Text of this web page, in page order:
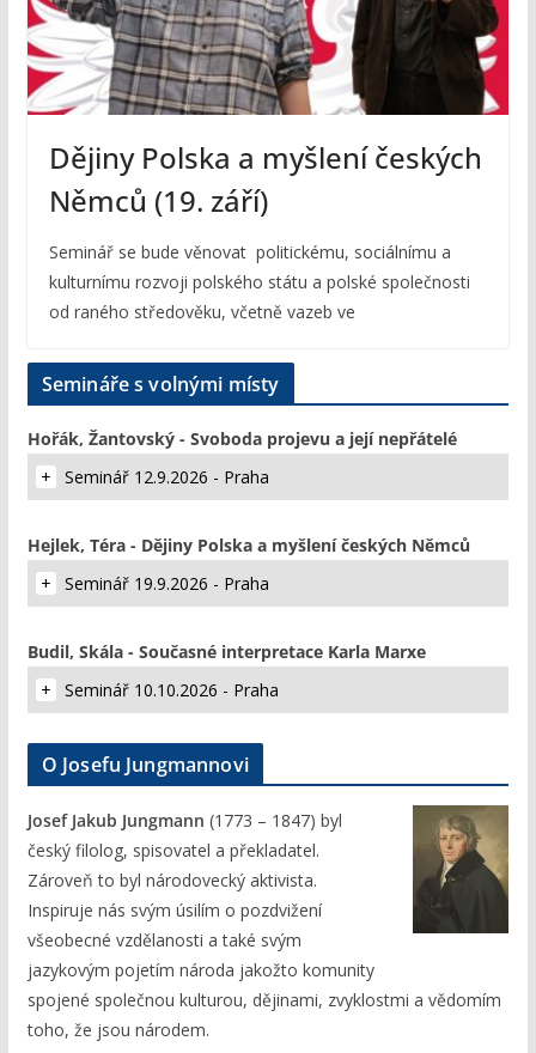
Dějiny Polska a myšlení českých
Němců (19. září)
Seminář se bude věnovat politickému, sociálnímu a
kulturnímu rozvoji polského státu a polské společnosti
od raného středověku, včetně vazeb ve
Semináře s volnými místy
Hořák, Žantovský - Svoboda projevu a její nepřátelé
Seminář 12.9.2026 - Praha
Hejlek, Téra - Dějiny Polska a myšlení českých Němců
Seminář 19.9.2026 - Praha
Budil, Skála - Současné interpretace Karla Marxe
Seminář 10.10.2026 - Praha
O Josefu Jungmannovi
Josef Jakub Jungmann (1773 – 1847) byl
český filolog, spisovatel a překladatel.
Zároveň to byl národovecký aktivista.
Inspiruje nás svým úsilím o pozdvižení
všeobecné vzdělanosti a také svým
jazykovým pojetím národa jakožto komunity
spojené společnou kulturou, dějinami, zvyklostmi a vědomím
toho, že jsou národem.